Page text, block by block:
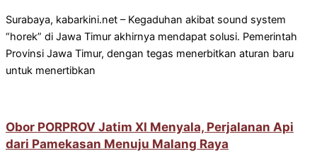
Surabaya, kabarkini.net – Kegaduhan akibat sound system
“horek” di Jawa Timur akhirnya mendapat solusi. Pemerintah
Provinsi Jawa Timur, dengan tegas menerbitkan aturan baru
untuk menertibkan
Obor PORPROV Jatim XI Menyala, Perjalanan Api
dari Pamekasan Menuju Malang Raya